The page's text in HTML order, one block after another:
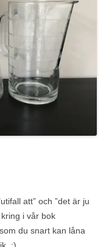
att” och ”det är ju
i vår bok
du snart kan låna